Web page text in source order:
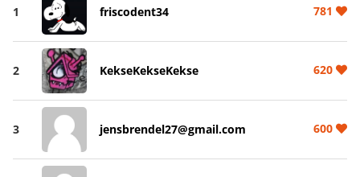
1 friscodent34 781
2 KekseKekseKekse 620
3 jensbrendel27@gmail.com 600